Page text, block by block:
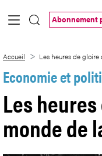
Saut au contenu
Abonnement
Accueil Les heures de
Economie et
Les
monde de